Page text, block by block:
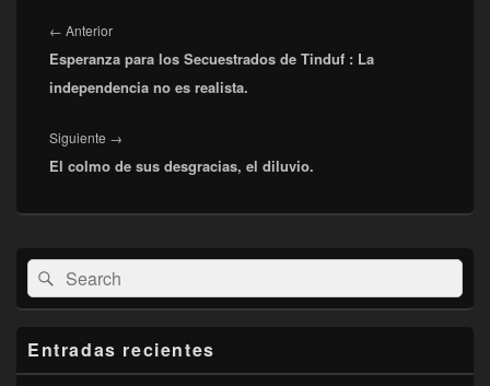
de
entradas
← AnteriorEntrada
anterior:
Esperanza para los Secuestrados de Tinduf : La
independencia no es realista.
Siguiente →
siguiente:
El colmo de sus desgracias, el diluvio.
El
área
de
widget
lateral
primaria
Buscar
por:
Buscar
Entradas recientes